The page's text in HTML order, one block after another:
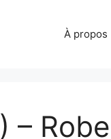
À propos
–